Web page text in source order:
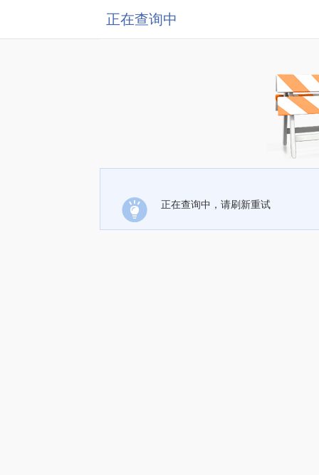
正在查询中
正在查询中，请刷新重试